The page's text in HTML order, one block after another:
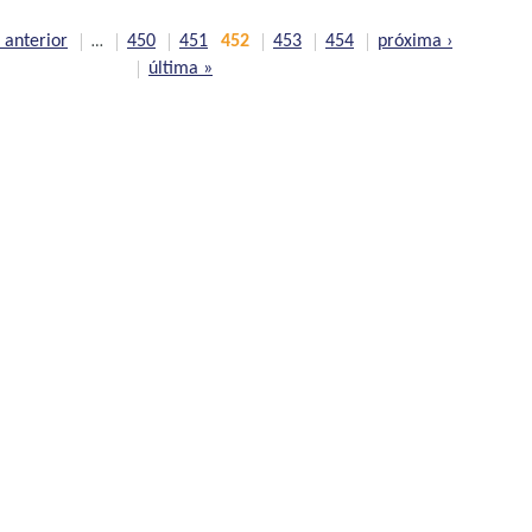
anterior … 450 451 452 453 454
próxima ›
última »